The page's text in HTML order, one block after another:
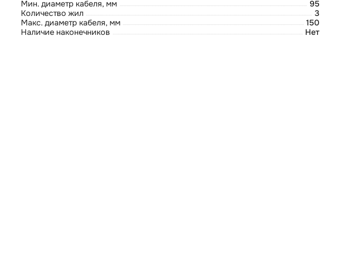
Мин. диаметр кабеля, мм
95
Количество жил
3
Макс. диаметр кабеля, мм
150
Наличие наконечников
Нет